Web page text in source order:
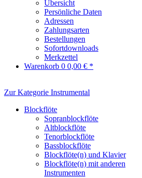
Übersicht
Persönliche Daten
Adressen
Zahlungsarten
Bestellungen
Sofortdownloads
Merkzettel
Warenkorb 0 0,00 € *
Zur Kategorie Instrumental
Blockflöte
Sopranblockflöte
Altblockflöte
Tenorblockflöte
Bassblockflöte
Blockflöte(n) und Klavier
Blockflöte(n) mit anderen
Instrumenten